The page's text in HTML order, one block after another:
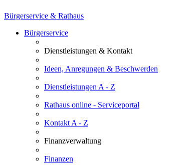
Bürgerservice & Rathaus
Bürgerservice
Dienstleistungen & Kontakt
Ideen, Anregungen & Beschwerden
Dienstleistungen A - Z
Rathaus online - Serviceportal
Kontakt A - Z
Finanzverwaltung
Finanzen